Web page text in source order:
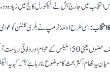
انتخاب میں جارج بش نے الیکٹورل کالج میں زیادہ
اسی طرح ڈونلڈ ٹرمپ نے ہلری کلنٹن کو
؟ امریکہ کے مختلف حصّوں یعنی 50 اسٹیٹس کے
نظام اکثر بحث کا موضوع بنا رہا ہے؟ کہ کیا یہ